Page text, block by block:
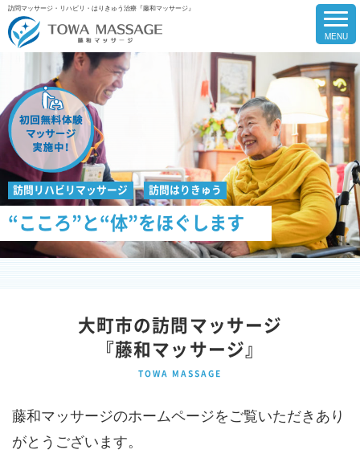
訪問マッサージ・リハビリ・はりきゅう治療『藤和マッサージ』
訪問リハビリマッサージ 訪問はりきゅう
“こころ”と“体”をほぐします
大町市の訪問マッサージ
『藤和マッサージ』
TOWA MASSAGE
藤和マッサージのホームページをご覧いただきあり
がとうございます。